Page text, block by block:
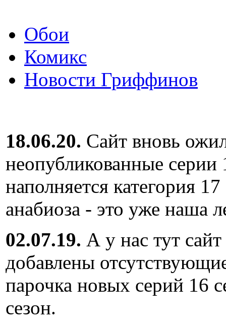
Обои
Комикс
Новости Гриффинов
18.06.20. Сайт вновь
неопубликованные серии
наполняется категория
анабиоза - это уже наша
02.07.19. А у нас тут
добавлены
парочка новых серий 16
сезон.